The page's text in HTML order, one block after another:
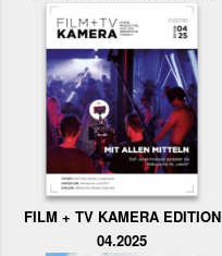
FILM + TV KAMERA EDITION
04.2025